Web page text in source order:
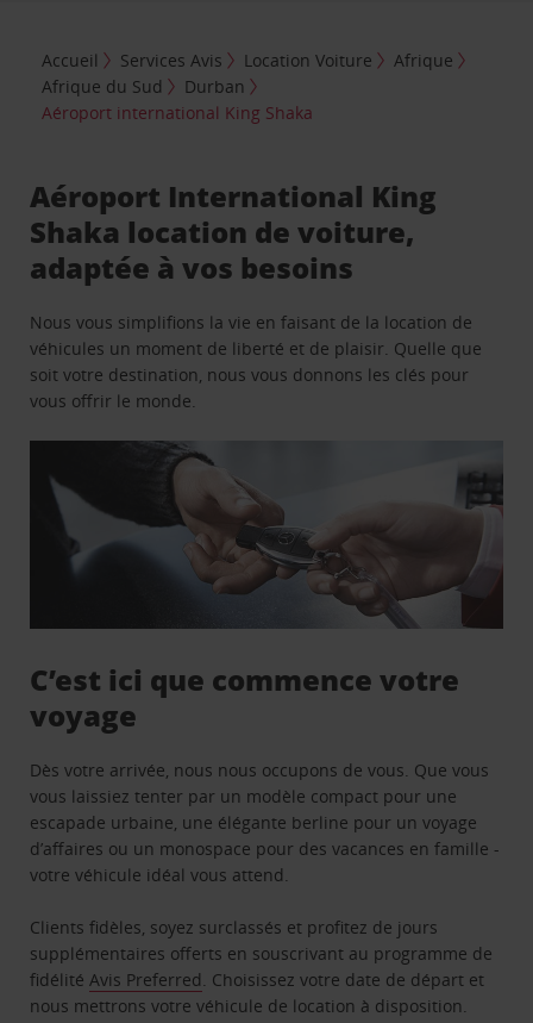
Accueil Services Avis Location Voiture
Afrique
Afrique du Sud
Durban
Aéroport international King Shaka
Aéroport International King
Shaka location de voiture,
adaptée à vos besoins
Nous vous simplifions la vie en faisant de la location de
véhicules un moment de liberté et de plaisir. Quelle que
soit votre destination, nous vous donnons les clés pour
vous offrir le monde.
C’est ici que commence votre
voyage
Dès votre arrivée, nous nous occupons de vous. Que vous
vous laissiez tenter par un modèle compact pour une
escapade urbaine, une élégante berline pour un voyage
d’affaires ou un monospace pour des vacances en famille -
votre véhicule idéal vous attend.
Clients fidèles, soyez surclassés et profitez de jours
supplémentaires offerts en souscrivant au programme de
fidélitéAvis Preferred. Choisissez votre date de départ et
nous mettrons votre véhicule de location à disposition.